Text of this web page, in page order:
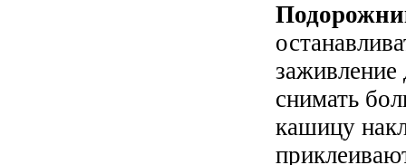
заживление
снимать
кашицу